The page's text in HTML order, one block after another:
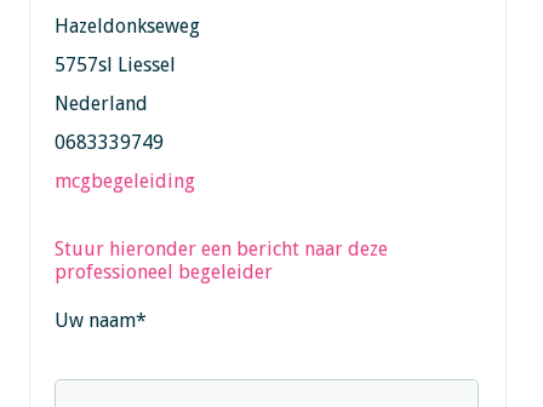
Hazeldonkseweg
5757sl Liessel
Nederland
0683339749
mcgbegeleiding
Stuur hieronder een bericht naar deze
professioneel begeleider
Uw naam*